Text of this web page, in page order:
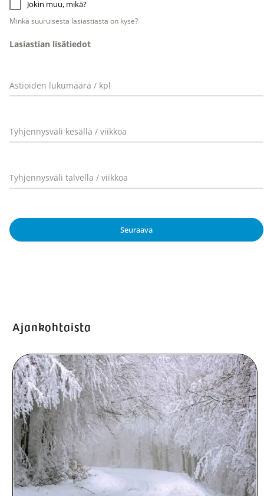
Jokin muu, mikä?
Minkä suuruisesta lasiastiasta on kyse?
Lasiastian lisätiedot
Astioiden lukumäärä / kpl
Tyhjennysväli kesällä / viikkoa
Tyhjennysväli talvella / viikkoa
Seuraava
Ajankohtaista